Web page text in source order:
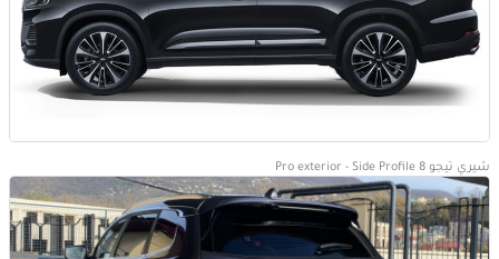
شيري تيجو 8 Pro exterior - Side Profile